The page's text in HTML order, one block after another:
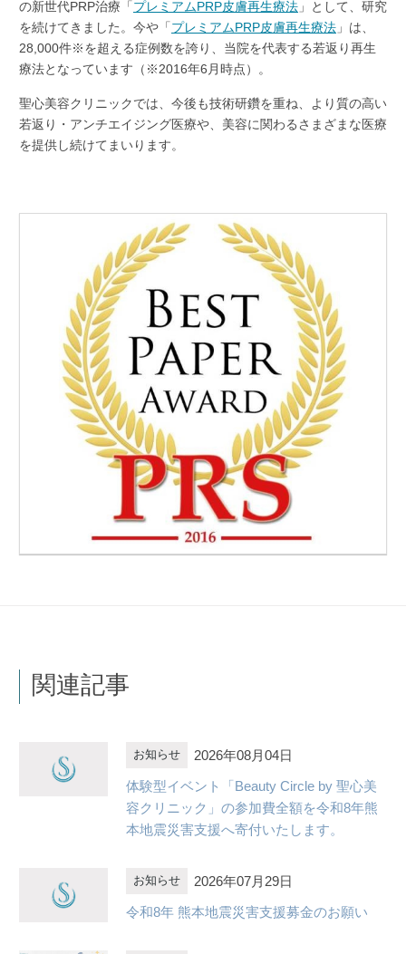
の新世代PRP治療「プレミアムPRP皮膚再生療法 」として、研究
を続けてきました。今や「プレミアムPRP皮膚再生療法 」は、
28,000件※を超える症例数を誇り、当院を代表する若返り再生
療法となっています（※2016年6月時点）。
聖心美容クリニックでは、今後も技術研鑽を重ね、より質の高い
若返り・アンチエイジング医療や、美容に関わるさまざまな医療
を提供し続けてまいります。
関連記事
お知らせ 2026年08月04日
体験型イベント「Beauty Circle by 聖心美
容クリニック」の参加費全額を令和8年熊
本地震災害支援へ寄付いたします。
お知らせ 2026年07月29日
令和8年 熊本地震災害支援募金のお願い